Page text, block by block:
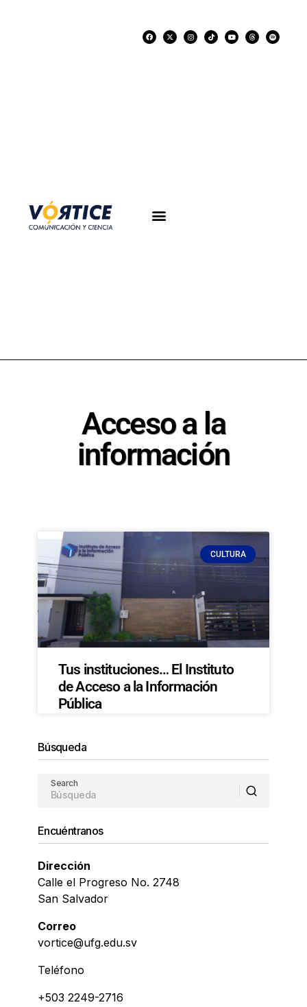
Acceso a la
información
CULTURA
Tus instituciones… El Instituto
de Acceso a la Información
Pública
Búsqueda
Search
Encuéntranos
Dirección
Calle el Progreso No. 2748
San Salvador
Correo
vortice@ufg.edu.sv
Teléfono
+503 2249-2716